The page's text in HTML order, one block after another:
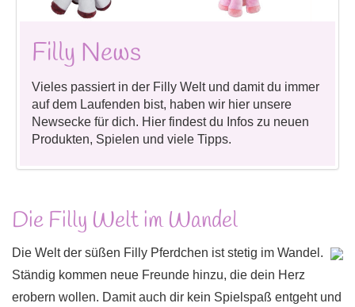
Filly News
Vieles passiert in der Filly Welt und damit du immer
auf dem Laufenden bist, haben wir hier unsere
Newsecke für dich. Hier findest du Infos zu neuen
Produkten, Spielen und viele Tipps.
Die Filly Welt im Wandel
Die Welt der süßen Filly Pferdchen ist stetig im Wandel.
Ständig kommen neue Freunde hinzu, die dein Herz
erobern wollen. Damit auch dir kein Spielspaß entgeht und